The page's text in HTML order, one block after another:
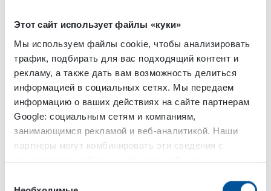
Этот сайт использует файлы «куки»
Мы используем файлы cookie, чтобы анализировать
трафик, подбирать для вас подходящий контент и
рекламу, а также дать вам возможность делиться
информацией в социальных сетях. Мы передаем
информацию о ваших действиях на сайте партнерам
Google: социальным сетям и компаниям,
занимающимся рекламой и веб-аналитикой. Наши
партнеры могут комбинировать эти сведения с
вами их сервисов.
Рекомендуемый
in
Рекомендуемая
длина шланга
m (ft)
50
(13.2)
Управления
(M) руучное/
(E12)
электрический
12V/ (E24)
электрический
M/E12/E24